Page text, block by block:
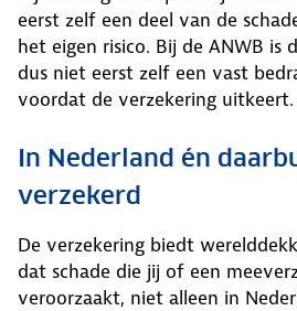
eerst zelf een deel van de
het eigen risico. Bij de ANWB is
dus niet eerst zelf een vast
voordat de verzekering uitkeert.
In Nederland én
verzekerd
De verzekering biedt
dat schade die jij of een
veroorzaakt, niet alleen in